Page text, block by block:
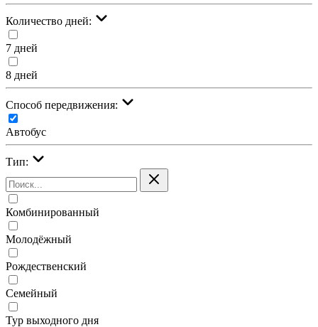
Количество дней:
7 дней
8 дней
Cпособ передвижения:
Автобус
Тип:
Комбинированный
Молодёжный
Рождественский
Семейный
Тур выходного дня